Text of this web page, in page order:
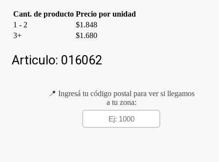
Cant. de producto Precio por unidad
1 - 2
$1.848
3+
$1.680
Articulo: 016062
📍 Ingresá tu código postal para ver si llegamos
a tu zona: